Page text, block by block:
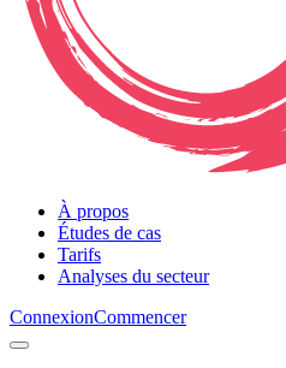
À propos
Études de cas
Tarifs
Analyses du secteur
ConnexionCommencer